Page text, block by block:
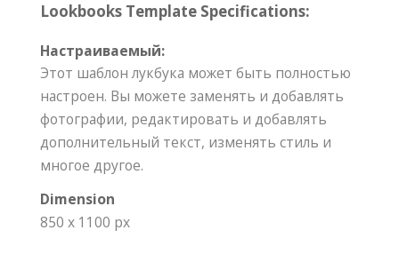
Lookbooks Template Specifications:
Настраиваемый:
Этот шаблон лукбука может быть полностью
настроен. Вы можете заменять и добавлять
фотографии, редактировать и добавлять
дополнительный текст, изменять стиль и
многое другое.
Dimension
850 x 1100 px